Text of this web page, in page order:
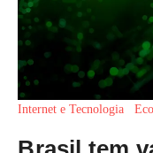
Internet e Tecnologia